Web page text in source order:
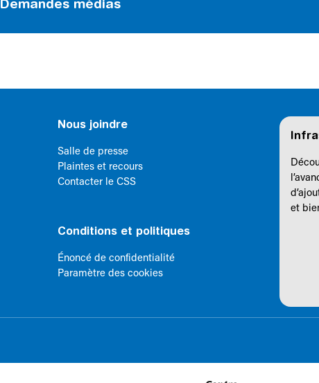
Demandes médias
Nous joindre
Salle de presse
Plaintes et recours
Contacter le CSS
Conditions et politiques
Énoncé de confidentialité
Paramètre des cookies
et